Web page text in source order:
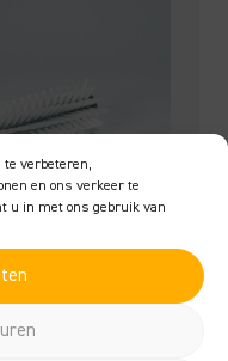
te verbeteren,
en ons verkeer te
u in met ons gebruik van
– 8491313